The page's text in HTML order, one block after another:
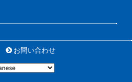
お問い合わせ